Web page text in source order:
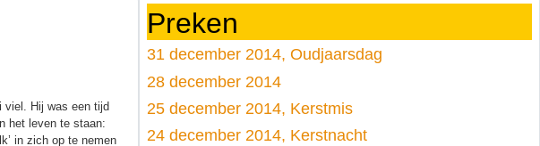
viel. Hij was een tijd
het leven te staan:
in zich op te nemen
Preken
31 december 2014, Oudjaarsdag
28 december 2014
25 december 2014, Kerstmis
24 december 2014, Kerstnacht